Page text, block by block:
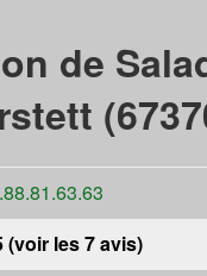
de
(voir les 7 avis)